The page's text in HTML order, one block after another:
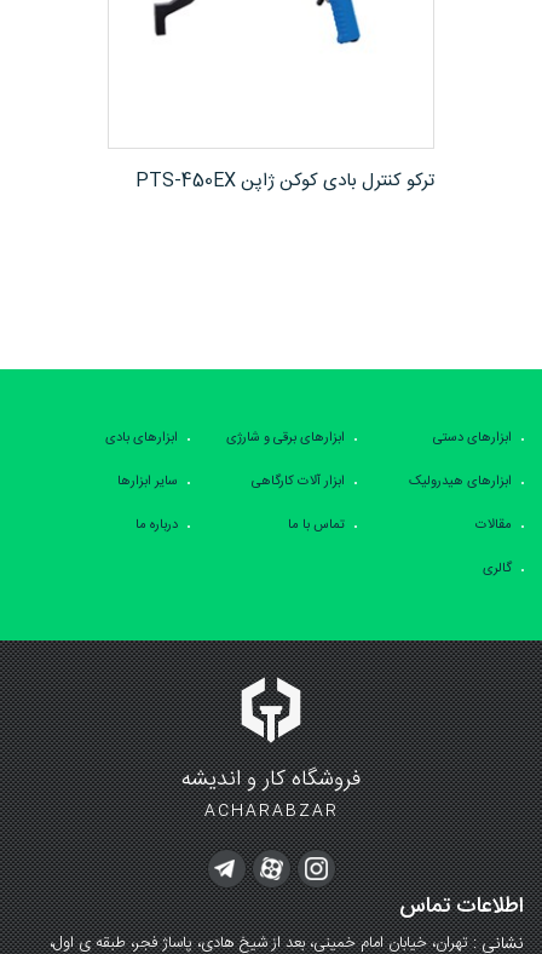
مشاهده محصول
ترکو کنترل بادی کوکن ژاپن PTS-450EX
ابزارهای دستی ابزارهای برقی و شارژی
ابزارهای بادی
ابزارهای هیدرولیک
ابزار آلات کارگاهی
سایر ابزارها
مقالات
تماس با ما
درباره ما
گالری
فروشگاه کار و اندیشه
ACHARABZAR
اطلاعات تماس
نشانی :تهران، خیابان امام خمینی، بعد از شیخ هادی، پاساژ فجر، طبقه ی اول،